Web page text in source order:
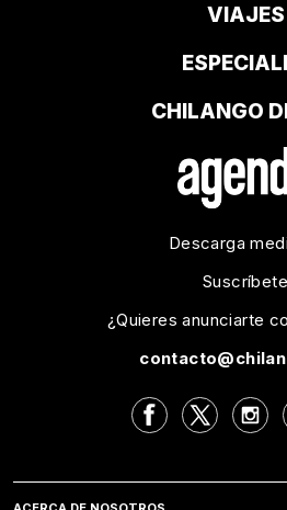
VIAJES
CHILANGO
Descarga
Suscríbete
¿Quieres anunciarte